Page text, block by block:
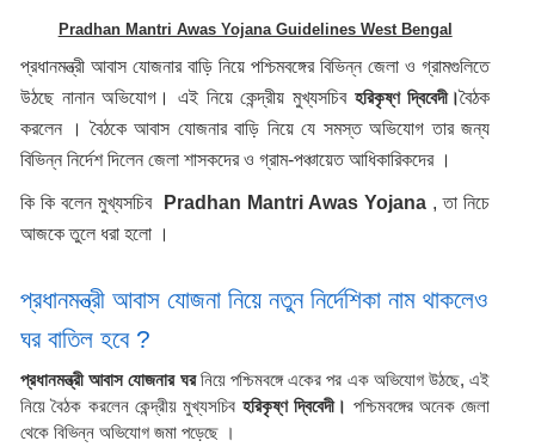
Pradhan Mantri Awas Yojana Guidelines West Bengal
প্রধানমন্ত্রী আবাস যোজনার বাড়ি নিয়ে পশ্চিমবঙ্গের বিভিন্ন জেলা ও গ্রামগুলিতে
উঠছে নানান অভিযোগ। এই নিয়ে কেন্দ্রীয় মুখ্যসচিব হরিকৃষ্ণ দ্বিবেদী।বৈঠক
করলেন । বৈঠকে আবাস যোজনার বাড়ি নিয়ে যে সমস্ত অভিযোগ তার জন্য
বিভিন্ন নির্দেশ দিলেন জেলা শাসকদের ও গ্রাম-পঞ্চায়েত আধিকারিকদের ।
কি কি বলেন মুখ্যসচিব Pradhan Mantri Awas Yojana , তা নিচে
আজকে তুলে ধরা হলো ।
প্রধানমন্ত্রী আবাস যোজনা নিয়ে নতুন নির্দেশিকা নাম থাকলেও
ঘর বাতিল হবে ?
প্রধানমন্ত্রী আবাস যোজনার ঘর নিয়ে পশ্চিমবঙ্গে একের পর এক অভিযোগ উঠছে, এই
নিয়ে বৈঠক করলেন কেন্দ্রীয় মুখ্যসচিব হরিকৃষ্ণ দ্বিবেদী। পশ্চিমবঙ্গের অনেক জেলা
থেকে বিভিন্ন অভিযোগ জমা পড়েছে ।